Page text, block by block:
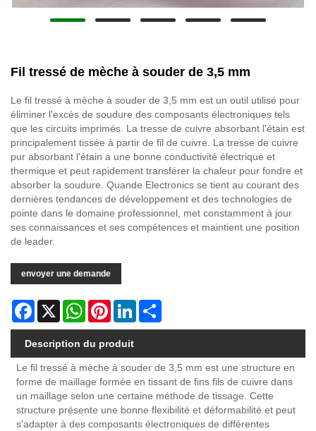
Fil tressé de mèche à souder de 3,5 mm
Le fil tressé à mèche à souder de 3,5 mm est un outil utilisé pour
éliminer l'excès de soudure des composants électroniques tels
que les circuits imprimés. La tresse de cuivre absorbant l'étain est
principalement tissée à partir de fil de cuivre. La tresse de cuivre
pur absorbant l'étain a une bonne conductivité électrique et
thermique et peut rapidement transférer la chaleur pour fondre et
absorber la soudure. Quande Electronics se tient au courant des
dernières tendances de développement et des technologies de
pointe dans le domaine professionnel, met constamment à jour
ses connaissances et ses compétences et maintient une position
de leader.
envoyer une demande
Facebook
X WhatsAppPinterestLinkedIn
Description du produit
Le fil tressé à mèche à souder de 3,5 mm est une structure en
forme de maillage formée en tissant de fins fils de cuivre dans
un maillage selon une certaine méthode de tissage. Cette
structure présente une bonne flexibilité et déformabilité et peut
s'adapter à des composants électroniques de différentes